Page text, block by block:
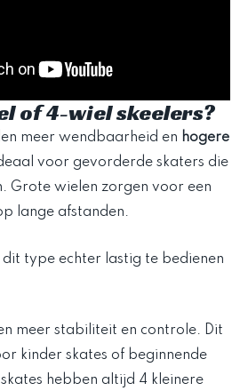
of 4-wiel skeelers?
meer wendbaarheid en hogere
voor gevorderde skaters die
Grote wielen zorgen voor een
lange afstanden.
type echter lastig te bedienen
meer stabiliteit en controle. Dit
kinder skates of beginnende
hebben altijd 4 kleinere